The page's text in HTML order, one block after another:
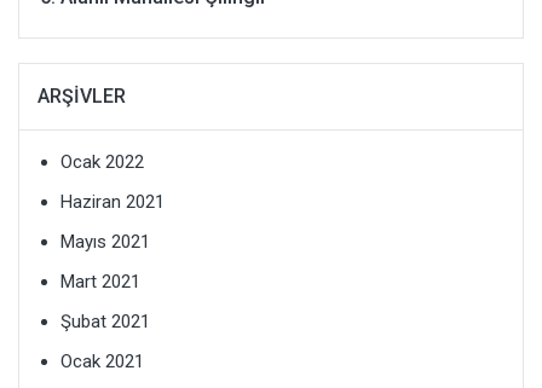
ARŞIVLER
Ocak 2022
Haziran 2021
Mayıs 2021
Mart 2021
Şubat 2021
Ocak 2021